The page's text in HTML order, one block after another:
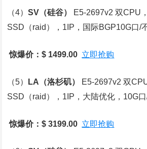
（4）SV （硅谷）
E5-2697v2 双CPU
SSD（raid），1IP，国际BGP10G口/
惊爆价：$ 1499.00 立即抢购
（5） LA （洛杉矶）
E5-2697v2 双
SSD（raid），1IP，大陆优化，10G口
惊爆价：$ 3199.00 立即抢购